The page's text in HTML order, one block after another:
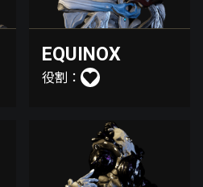
EQUINOX
役割：